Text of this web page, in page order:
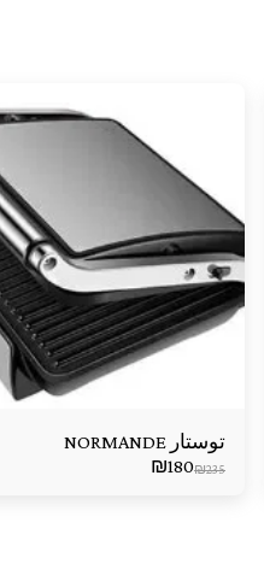
توستار NORMANDE
₪235
₪180